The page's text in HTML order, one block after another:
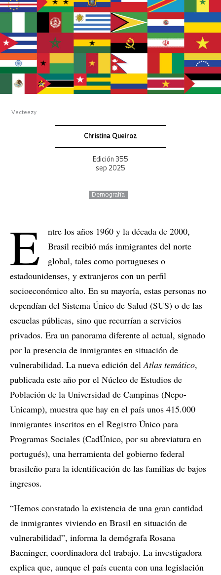
Vecteezy
Christina Queiroz
Edición 355
sep 2025
Demografía
E
ntre los años 1960 y la década de 2000,
Brasil recibió más inmigrantes del norte
global, tales como portugueses o
estadounidenses, y extranjeros con un perfil
socioeconómico alto. En su mayoría, estas personas no
dependían del Sistema Único de Salud (SUS) o de las
escuelas públicas, sino que recurrían a servicios
privados. Era un panorama diferente al actual, signado
por la presencia de inmigrantes en situación de
vulnerabilidad. La nueva edición del Atlas temático,
publicada este año por el Núcleo de Estudios de
Población de la Universidad de Campinas (Nepo-
Unicamp), muestra que hay en el país unos 415.000
inmigrantes inscritos en el Registro Único para
Programas Sociales (CadÚnico, por su abreviatura en
portugués), una herramienta del gobierno federal
brasileño para la identificación de las familias de bajos
ingresos.
“Hemos constatado la existencia de una gran cantidad
de inmigrantes viviendo en Brasil en situación de
vulnerabilidad”, informa la demógrafa Rosana
Baeninger, coordinadora del trabajo. La investigadora
explica que, aunque el país cuenta con una legislación